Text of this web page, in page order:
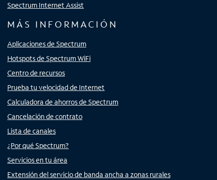
Spectrum Internet Assist
MÁS INFORMACIÓN
Aplicaciones de Spectrum
Hotspots de Spectrum WiFi
Centro de recursos
Prueba tu velocidad de Internet
Calculadora de ahorros de Spectrum
Cancelación de contrato
Lista de canales
¿Por qué Spectrum?
Servicios en tu área
Extensión del servicio de banda ancha a zonas rurales